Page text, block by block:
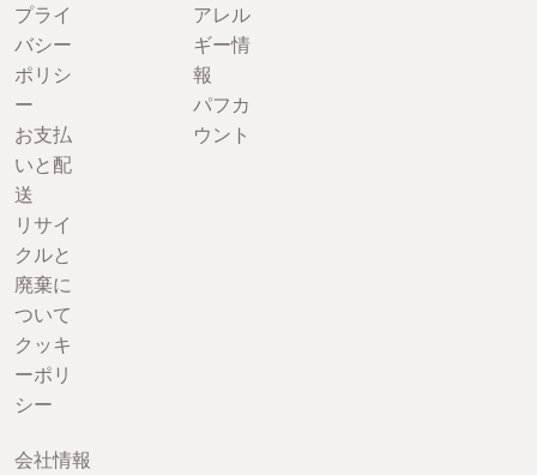
プライ
バシー
ポリシ
ー
お支払
いと配
送
リサイ
クルと
廃棄に
ついて
クッキ
ーポリ
シー
アレル
ギー情
報
パフカ
ウント
会社情報